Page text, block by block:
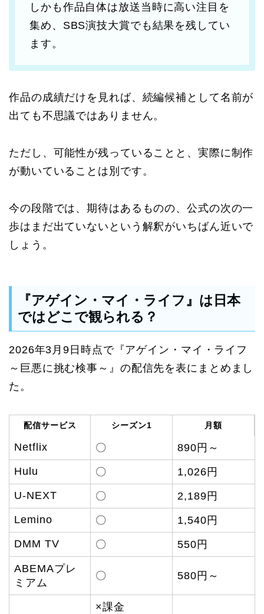
しかも作品自体は放送当時に高い注目を
集め、SBS演技大賞でも結果を残してい
ます。
作品の成績だけを見れば、続編候補として名前が
出ても不思議ではありません。
ただし、可能性が残っていることと、実際に制作
が動いていることは別です。
今の段階では、期待はあるものの、公式の次の一
歩はまだ出ていないという解釈がいちばん近いで
しょう。
『アゲイン・マイ・ライフ』は日本
ではどこで観られる？
2026年3月9日時点で『アゲイン・マイ・ライフ
～巨悪に挑む検事～』の配信先を表にまとめまし
た。
配信サービス シーズン1 月額
Netflix 〇
890円～
Hulu
〇
1,026円
U-NEXT
〇
2,189円
Lemino
〇
1,540円
DMM TV
〇 550円
ABEMAプレ
ミアム
〇 580円～
×課金